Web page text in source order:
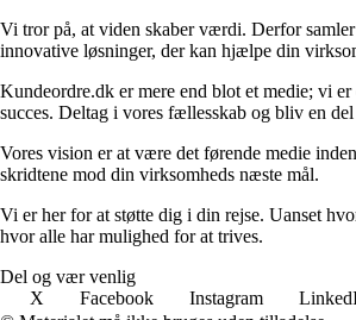
Vi tror på, at viden skaber værdi. Derfor
innovative løsninger, der kan hjælpe din
Kundeordre.dk er mere end blot et medie; vi
succes. Deltag i vores fællesskab og bliv en
Vores vision er at være det førende medie
skridtene mod din virksomheds næste mål.
Vi er her for at støtte dig i din rejse. Uanset
hvor alle har mulighed for at trives.
Del og vær venlig
X
Facebook Instagram